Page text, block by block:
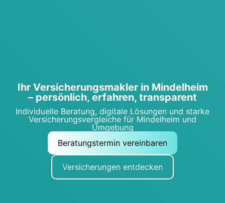
Ihr Ver­si­che­rungs­mak­ler in Min­del­heim
– per­sön­lich, erfah­ren, trans­pa­rent
Indi­vi­du­el­le Bera­tung, digi­ta­le Lösun­gen und star­ke
Ver­si­che­rungs­ver­glei­che für Min­del­heim und
Umge­bung
Bera­tungs­ter­min ver­ein­ba­ren
Ver­si­che­run­gen ent­de­cken